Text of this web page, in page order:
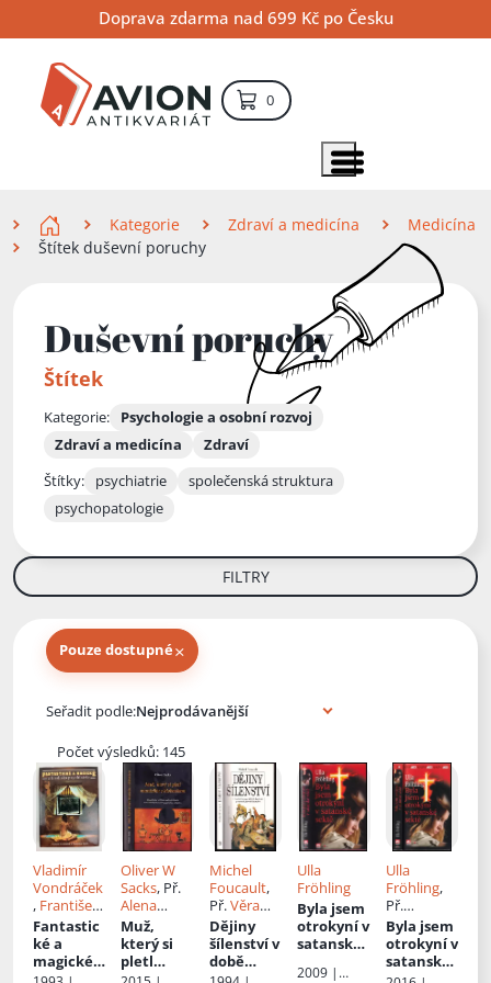
na
obsah
na
navigaci
na
vyhledávání
Doprava zdarma nad 699 Kč po Česku
0položek – košík
Zobrazit položky menu
Kategorie Zdraví a medicína
Medicína
Štítek duševní poruchy
Duševní poruchy
Štítek
Kategorie:
Psychologie a osobní rozvoj
Zdraví a medicína
Zdraví
Štítky:
psychiatrie
společenská struktura
psychopatologie
FILTRY
Pouze dostupné×
Seřadit podle:
Počet výsledků: 145
Vladimír
Vondráček
, František
Holub
Fantastic
ké a
magické z
hlediska
Oliver W
Sacks, Př.
Alena
Čechová
Muž,
který si
pletl
manželku
Michel
Foucault,
Př.Věra
Dvořáková
Dějiny
šílenství v
době
osvícenst
Ulla
Fröhling
Byla jsem
otrokyní v
satanské
2009 |
Ulla
Fröhling,
Př.
Bohumila
Kučerová
Byla jsem
otrokyní v
satanské
sektě